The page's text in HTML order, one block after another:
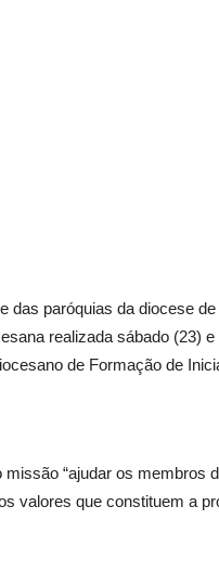
paróquias da diocese
realizada sábado (23)
de Formação de
“ajudar os membros
valores que constituem a